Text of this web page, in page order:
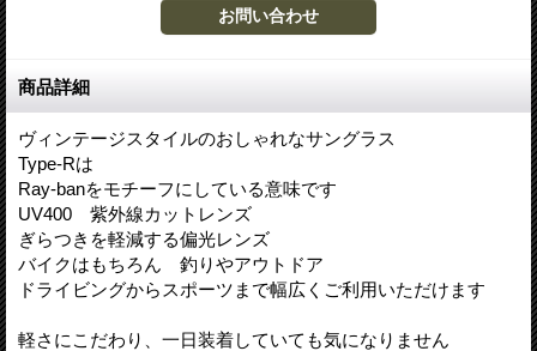
商品詳細
ヴィンテージスタイルのおしゃれなサングラス
Type-Rは
Ray-banをモチーフにしている意味です
UV400 紫外線カットレンズ
ぎらつきを軽減する偏光レンズ
バイクはもちろん 釣りやアウトドア
ドライビングからスポーツまで幅広くご利用いただけます
軽さにこだわり、一日装着していても気になりません